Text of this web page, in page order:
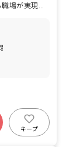
短時間勤務で、保育を無理なく続けられる職場が実現しました。
キープ